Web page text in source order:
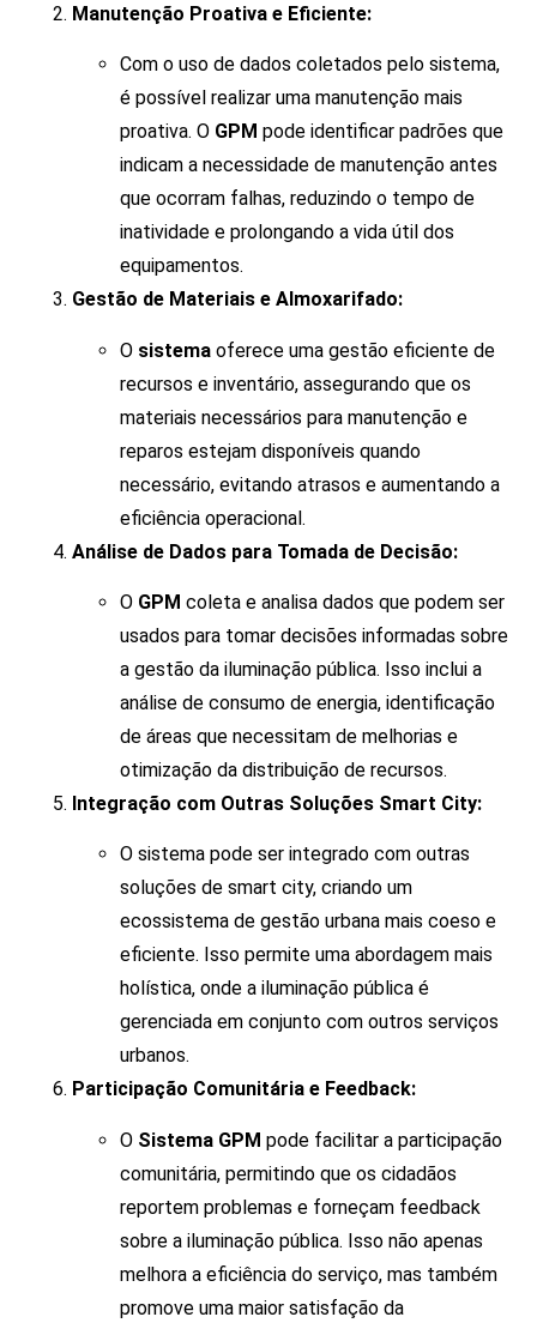
Manutenção Proativa e Eficiente:
Com o uso de dados coletados pelo sistema,
é possível realizar uma manutenção mais
proativa. O GPM pode identificar padrões que
indicam a necessidade de manutenção antes
que ocorram falhas, reduzindo o tempo de
inatividade e prolongando a vida útil dos
equipamentos.
Gestão de Materiais e Almoxarifado:
O sistema oferece uma gestão eficiente de
recursos e inventário, assegurando que os
materiais necessários para manutenção e
reparos estejam disponíveis quando
necessário, evitando atrasos e aumentando a
eficiência operacional.
Análise de Dados para Tomada de Decisão:
O GPM coleta e analisa dados que podem ser
usados para tomar decisões informadas sobre
a gestão da iluminação pública. Isso inclui a
análise de consumo de energia, identificação
de áreas que necessitam de melhorias e
otimização da distribuição de recursos.
Integração com Outras Soluções Smart City:
O sistema pode ser integrado com outras
soluções de smart city, criando um
ecossistema de gestão urbana mais coeso e
eficiente. Isso permite uma abordagem mais
holística, onde a iluminação pública é
gerenciada em conjunto com outros serviços
urbanos.
Participação Comunitária e Feedback:
O Sistema GPM pode facilitar a participação
comunitária, permitindo que os cidadãos
reportem problemas e forneçam feedback
sobre a iluminação pública. Isso não apenas
melhora a eficiência do serviço, mas também
promove uma maior satisfação da